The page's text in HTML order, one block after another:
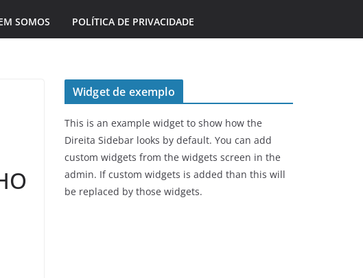
SOMOS POLÍTICA DE PRIVACIDADE
Widget de exemplo
This is an example widget to show how the
Direita Sidebar looks by default. You can add
custom widgets from the widgets screen in the
admin. If custom widgets is added than this will
be replaced by those widgets.